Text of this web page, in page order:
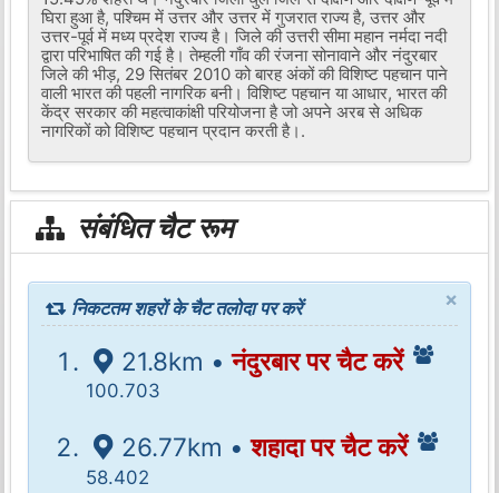
घिरा हुआ है, पश्चिम में उत्तर और उत्तर में गुजरात राज्य है, उत्तर और
उत्तर-पूर्व में मध्य प्रदेश राज्य है। जिले की उत्तरी सीमा महान नर्मदा नदी
द्वारा परिभाषित की गई है। तेम्हली गाँव की रंजना सोनावाने और नंदुरबार
जिले की भीड़, 29 सितंबर 2010 को बारह अंकों की विशिष्ट पहचान पाने
वाली भारत की पहली नागरिक बनी। विशिष्ट पहचान या आधार, भारत की
केंद्र सरकार की महत्वाकांक्षी परियोजना है जो अपने अरब से अधिक
नागरिकों को विशिष्ट पहचान प्रदान करती है।.
संबंधित चैट रूम
×
निकटतम शहरों के चैट तलोदा पर करें
21.8km •नंदुरबार पर चैट करें
100.703
26.77km •शहादा पर चैट करें
58.402